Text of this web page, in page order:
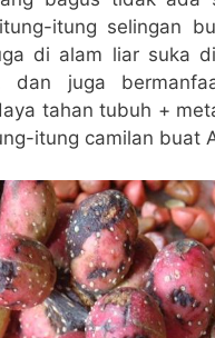
itung selingan
di alam liar suka
dan juga
tahan tubuh +
itung camilan buat